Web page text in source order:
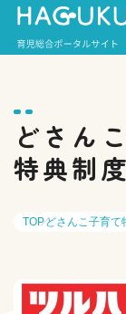
どさん
特典制度
TOPどさんこ子育て